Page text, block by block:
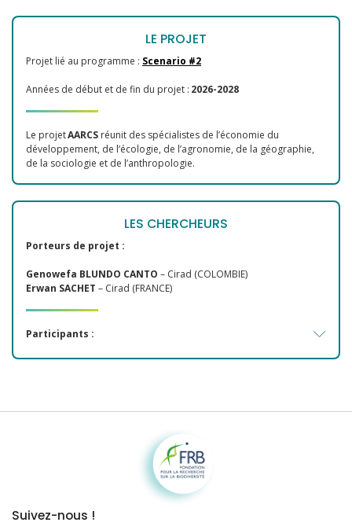
LE PROJET
Projet lié au programme : Scenario #2
Années de début et de fin du projet : 2026-2028
Le projetAARCS réunit des spécialistes de l’économie du
développement, de l’écologie, de l’agronomie, de la géographie,
de la sociologie et de l’anthropologie.
LES CHERCHEURS
Porteurs de projet :
Genowefa BLUNDO CANTO – Cirad (COLOMBIE)
Erwan SACHET – Cirad (FRANCE)
Participants :
Fondation pour la recherche sur la biodiversité
Suivez-nous !